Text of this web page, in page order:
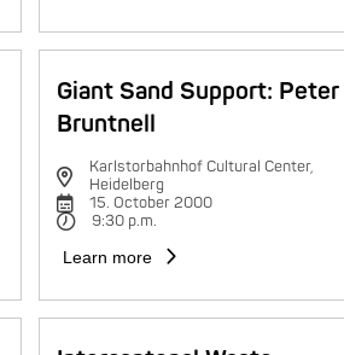
Giant Sand Support: Peter
Bruntnell
Karlstorbahnhof Cultural Center,
Heidelberg
15. October 2000
9:30 p.m.
Learn more